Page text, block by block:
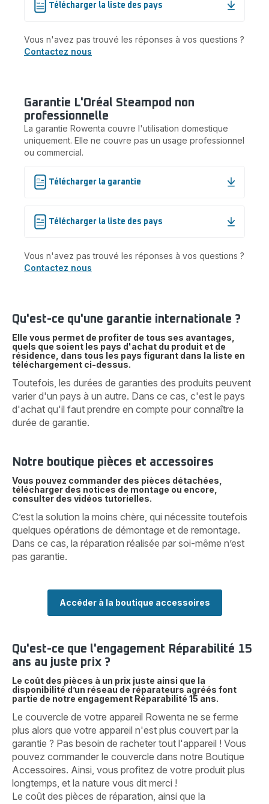
Télécharger la liste des pays
Vous n'avez pas trouvé les réponses à vos questions ?
Contactez nous
Garantie L'Oréal Steampod non
professionnelle
La garantie Rowenta couvre l'utilisation domestique
uniquement. Elle ne couvre pas un usage professionnel
ou commercial.
Télécharger la garantie
Télécharger la liste des pays
Vous n'avez pas trouvé les réponses à vos questions ?
Contactez nous
Qu'est-ce qu'une garantie internationale ?
Elle vous permet de profiter de tous ses avantages,
quels que soient les pays d'achat du produit et de
résidence, dans tous les pays figurant dans la liste en
téléchargement ci-dessus.
Toutefois, les durées de garanties des produits peuvent
varier d'un pays à un autre. Dans ce cas, c'est le pays
d'achat qu'il faut prendre en compte pour connaître la
durée de garantie.
Notre boutique pièces et accessoires
Vous pouvez commander des pièces détachées,
télécharger des notices de montage ou encore,
consulter des vidéos tutorielles.
C’est la solution la moins chère, qui nécessite toutefois
quelques opérations de démontage et de remontage.
Dans ce cas, la réparation réalisée par soi-même n’est
pas garantie.
Accéder à la boutique accessoires
Qu'est-ce que l'engagement Réparabilité 15
ans au juste prix ?
Le coût des pièces à un prix juste ainsi que la
disponibilité d’un réseau de réparateurs agréés font
partie de notre engagement Réparabilité 15 ans.
Le couvercle de votre appareil Rowenta ne se ferme
plus alors que votre appareil n'est plus couvert par la
garantie ? Pas besoin de racheter tout l'appareil ! Vous
pouvez commander le couvercle dans notre Boutique
Accessoires. Ainsi, vous profitez de votre produit plus
longtemps, et la nature vous dit merci !
Le coût des pièces de réparation, ainsi que la